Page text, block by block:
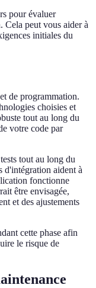
pour évaluer
Cela peut vous aider à
initiales du
de programmation.
choisies et
tout au long du
votre code par
tout au long du
d'intégration aident à
fonctionne
être envisagée,
et des ajustements
cette phase afin
le risque de